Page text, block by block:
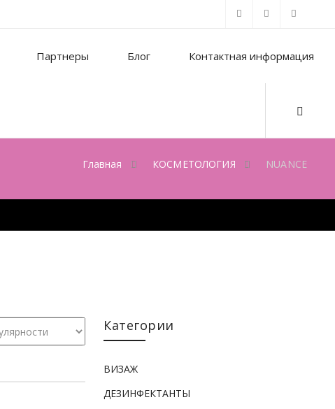
Партнеры Блог Контактная информация
Главная КОСМЕТОЛОГИЯ NUANCE
Категории
ВИЗАЖ
ДЕЗИНФЕКТАНТЫ